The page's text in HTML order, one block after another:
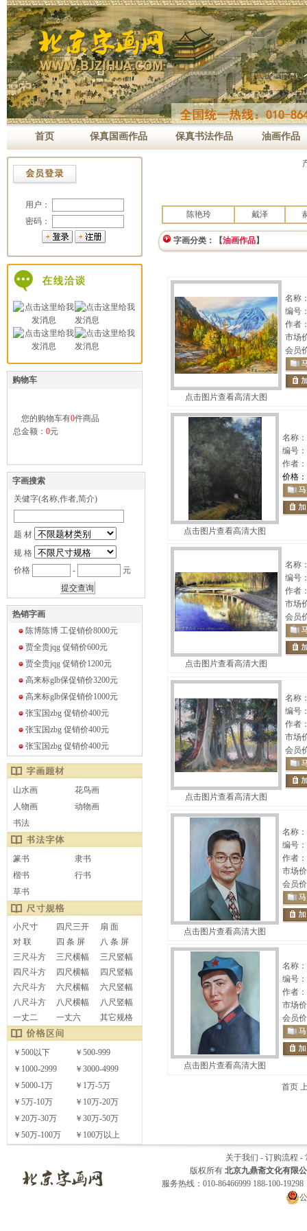
首页 保真国画作品 保真书法作品 油画作品
用户：
密码：
购物车
您的购物车有0件商品
总金额： 0元
字画搜索
关健字(名称,作者,简介)
题 材
规 格
价格
- 元
热销字画
陈博陈博 工促销价8000元
贾全贵jqg 促销价600元
贾全贵jqg 促销价1200元
高来标glb保促销价3200元
高来标glb保促销价1000元
张宝国zbg 促销价400元
张宝国zbg 促销价400元
张宝国zbg 促销价400元
山水画
花鸟画
人物画
动物画
书法
篆书
隶书
楷书
行书
草书
小尺寸 四尺三开
扇 面
对 联
四 条 屏
八 条 屏
三尺斗方
三尺横幅
三尺竖幅
四尺斗方
四尺横幅
四尺竖幅
六尺斗方
六尺横幅
六尺竖幅
八尺斗方
八尺横幅
八尺竖幅
一丈二
一丈六 其它规格
￥500以下
￥500-999
￥1000-2999
￥3000-4999
￥5000-1万
￥1万-5万
￥5万-10万
￥10万-20万
￥20万-30万
￥30万-50万
￥50万-100万
￥100万以上
陈艳玲 戴泽
字画分类：【油画作品】
点击图片查看高清大图
名称
编号
作者
市场
会员
点击图片查看高清大图
名称：
编号：
作者：
价格：
点击图片查看高清大图
名称
编号
作者
市场
会员
点击图片查看高清大图
名称
编号
作者
市场
会员
点击图片查看高清大图
名称：
编号：
作者：
市场
会员
点击图片查看高清大图
名称：
编号：
作者：
市场
会员
首页
关于我们 - 订购流程 -
版权所有 北京九鼎斋文化有限
服务热线：010-86466999 188-100-